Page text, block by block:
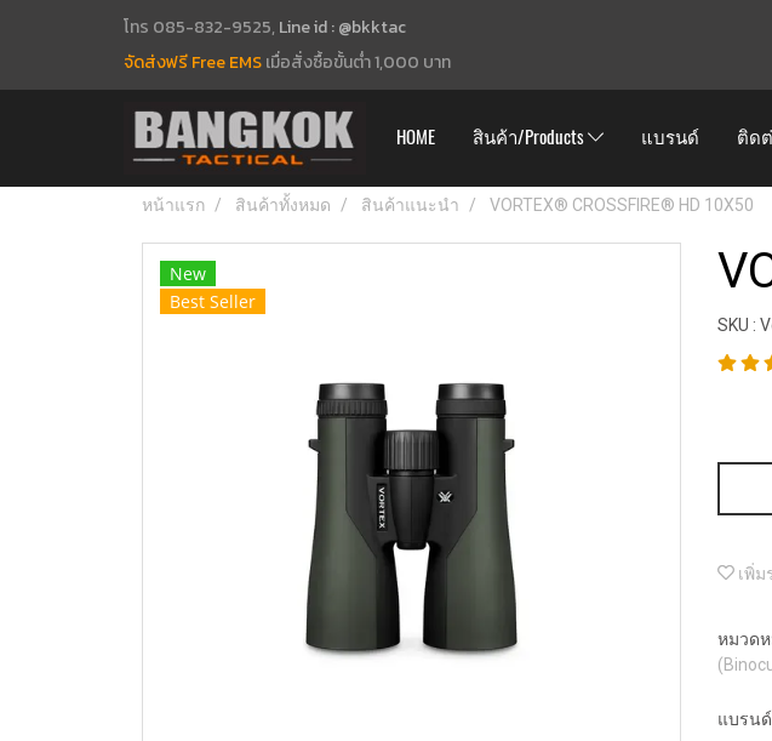
โทร 085-832-9525, Line id : @bkktac
จัดส่งฟรี Free EMSเมื่อสั่งซื้อขั้นต่ำ 1,000 บาท
HOME สินค้า/Products แบรนด์ ติดต่
หน้าแรก สินค้าทั้งหมด สินค้าแนะนำ VORTEX® CROSSFIRE® HD 10X50
New
Best Seller
SKU :
เพิ่ม
หมวดห
แบรนด์